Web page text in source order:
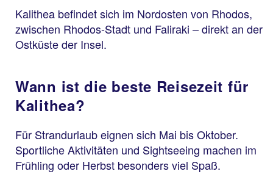
Kalithea befindet sich im Nordosten von Rhodos,
zwischen Rhodos-Stadt und Faliraki – direkt an der
Ostküste der Insel.
Wann ist die beste Reisezeit für
Kalithea?
Für Strandurlaub eignen sich Mai bis Oktober.
Sportliche Aktivitäten und Sightseeing machen im
Frühling oder Herbst besonders viel Spaß.